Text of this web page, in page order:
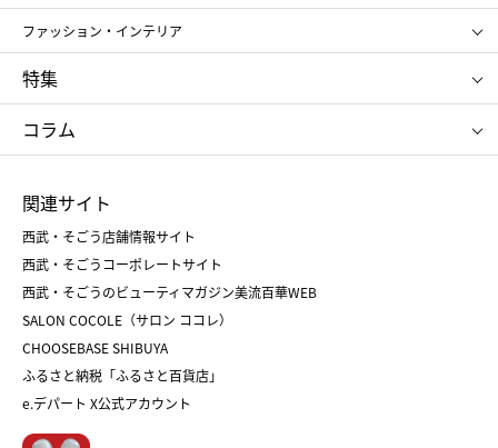
お中元
お歳暮
ポール&ジョー ボーテ
ジルスチュアート
NARS
RMK
クリニーク
SK-Ⅱ
アンリ・シャルパンティエ
ゴディバ
新宿高野
たねや
ねんりん家
ファッション・インテリア
ポロ ラルフ ローレン
タケオ キクチ
ママ＆キッズ
シュタイフ
特集
お中元
ひな人形
五月人形
父の日
クリスマスケーキ
ホワイトデー
コラム
菓子折り
和菓子
人気のギフト
バレンタイン
ホワイトデー
おせち
フード
関連サイト
西武・そごう店舗情報サイト
西武・そごうコーポレートサイト
西武・そごうのビューティマガジン美流百華WEB
SALON COCOLE（サロン ココレ）
CHOOSEBASE SHIBUYA
ふるさと納税「ふるさと百貨店」
e.デパート X公式アカウント